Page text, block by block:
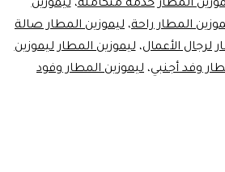
المطار خدمة متكاملة،ليموزين
المطار راحة، ليموزين المطار صالة
لرجال الأعمال،ليموزين المطار ليموزين
وفد أجنبي، ليموزين المطار وفود